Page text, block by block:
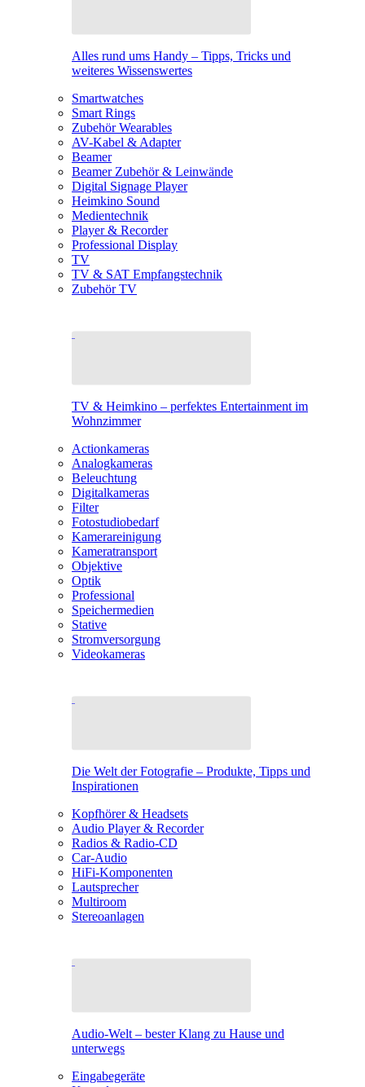
Alles rund ums Handy – Tipps, Tricks und
weiteres Wissenswertes
Smartwatches
Smart Rings
Zubehör Wearables
AV-Kabel & Adapter
Beamer
Beamer Zubehör & Leinwände
Digital Signage Player
Heimkino Sound
Medientechnik
Player & Recorder
Professional Display
TV
TV & SAT Empfangstechnik
Zubehör TV
TV & Heimkino – perfektes Entertainment im
Wohnzimmer
Actionkameras
Analogkameras
Beleuchtung
Digitalkameras
Filter
Fotostudiobedarf
Kamerareinigung
Kameratransport
Objektive
Optik
Professional
Speichermedien
Stative
Stromversorgung
Videokameras
Die Welt der Fotografie – Produkte, Tipps und
Inspirationen
Kopfhörer & Headsets
Audio Player & Recorder
Radios & Radio-CD
Car-Audio
HiFi-Komponenten
Lautsprecher
Multiroom
Stereoanlagen
Audio-Welt – bester Klang zu Hause und
unterwegs
Eingabegeräte